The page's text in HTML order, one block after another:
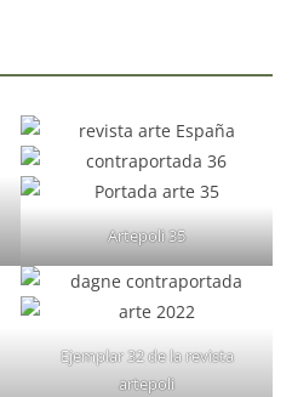
Artepoli 35
Ejemplar 32 de la revista
artepoli